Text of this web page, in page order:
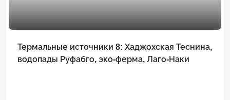
Термальные источники 8: Хаджохская Теснина,
водопады Руфабго, эко-ферма, Лаго-Наки